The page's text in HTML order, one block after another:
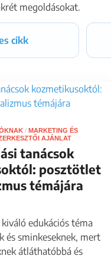
megoldásokat.
cikk
/ MARKETING ÉS
AJÁNLAT
tanácsok
posztötlet
témájára
edukációs téma
és sminkeseknek, mert
átláthatóbbá és